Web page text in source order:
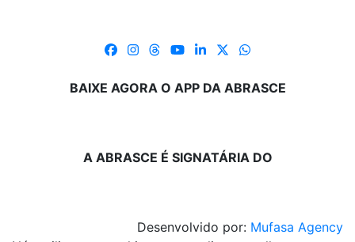
BAIXE AGORA O APP DA ABRASCE
A ABRASCE É SIGNATÁRIA DO
Desenvolvido por: Mufasa Agency